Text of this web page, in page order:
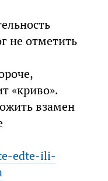
не отметить
«криво».
взамен
edte-ili-